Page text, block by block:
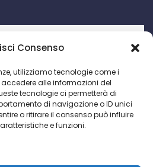
Consenso
utilizziamo tecnologie come i
alle informazioni del
tecnologie ci permetterà di
di navigazione o ID unici
o ritirare il consenso può influire
e funzioni.
attività di comunicazioni
Giuseppe & C. S.p.a.